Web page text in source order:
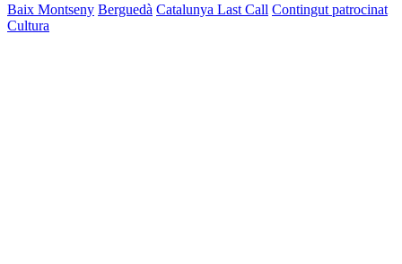
Baix Montseny Berguedà Catalunya Last Call Contingut patrocinat
Cultura